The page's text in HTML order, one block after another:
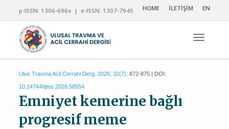
p-ISSN: 1306-696x | e-ISSN: 1307-7945 HOME İLETİŞİM EN
Ulus Travma Acil Cerrahi Derg. 2026; 32(7): 872-875 | DOI:
10.14744/tjtes.2026.58554
Emniyet kemerine bağlı
progresif meme